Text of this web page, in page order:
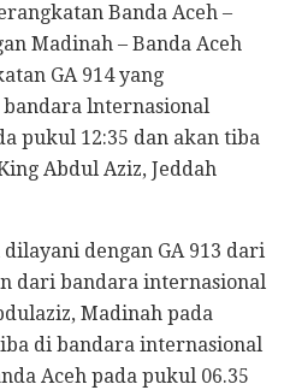
Banda Aceh –
Madinah – Banda Aceh
GA 914 yang
lnternasional
pukul 12:35 dan akan tiba
Abdul Aziz, Jeddah
dengan GA 913 dari
dari bandara internasional
Madinah pada
di bandara internasional
Aceh pada pukul 06.35